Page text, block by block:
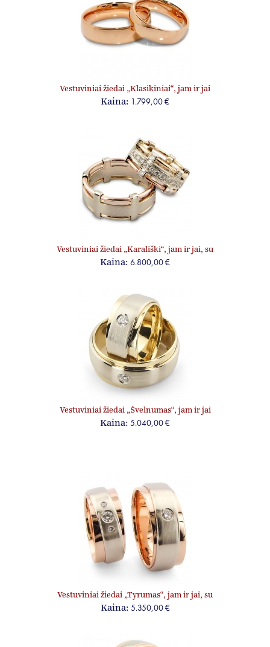
Vestuviniai žiedai „Klasikiniai“, jam ir jai
Kaina: 1.799,00 €
Vestuviniai žiedai „Karališki“, jam ir jai, su
briliantais
Kaina: 6.800,00 €
Vestuviniai žiedai „Švelnumas“, jam ir jai
Kaina: 5.040,00 €
Vestuviniai žiedai „Tyrumas“, jam ir jai, su
briliantais
Kaina: 5.350,00 €